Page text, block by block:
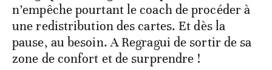
n’empêche pourtant le coach de procéder à
une redistribution des cartes. Et dès la
pause, au besoin. A Regragui de sortir de sa
zone de confort et de surprendre !